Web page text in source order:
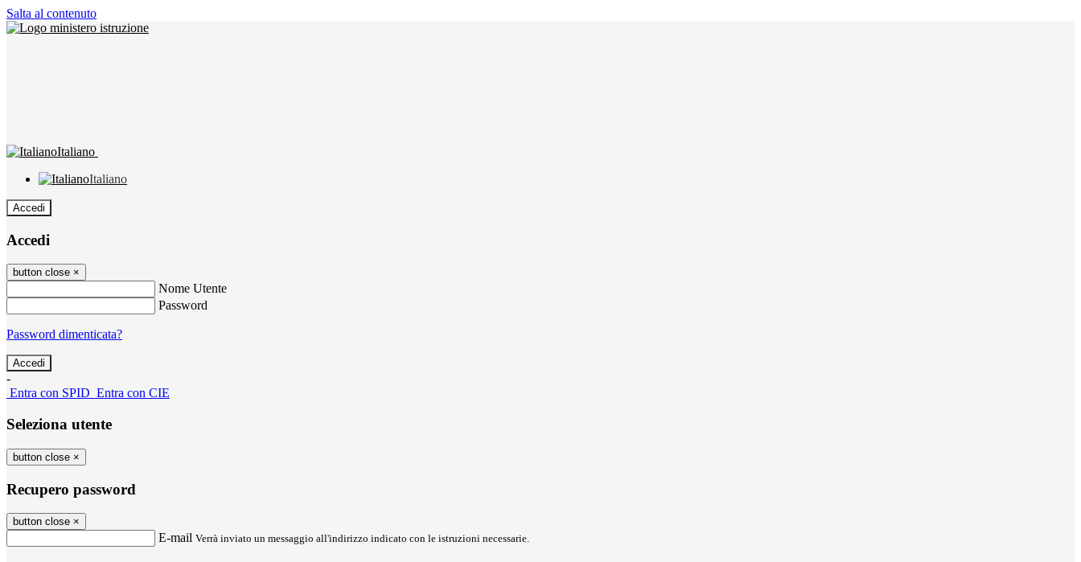
Salta al contenuto
Italiano
Italiano
Accedi
Accedi
button close ×
Nome Utente
Password
Password dimenticata?
-
Entra con SPID Entra con CIE
Seleziona utente
button close ×
Recupero password
button close ×
E-mail Verrà inviato un messaggio all'indirizzo indicato con le istruzioni necessarie.